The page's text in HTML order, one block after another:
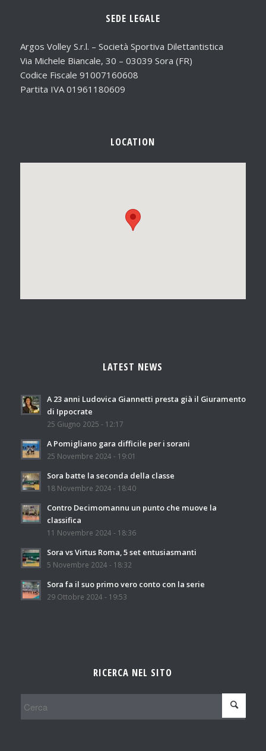
SEDE LEGALE
Argos Volley S.r.l. – Società Sportiva Dilettantistica
Via Michele Biancale, 30 – 03039 Sora (FR)
Codice Fiscale 91007160608
Partita IVA 01961180609
LOCATION
LATEST NEWS
A 23 anni Ludovica Giannetti presta già il Giuramento
di Ippocrate
25 Giugno 2025 - 12:17
A Pomigliano gara difficile per i sorani
25 Novembre 2024 - 19:01
Sora batte la seconda della classe
18 Novembre 2024 - 18:40
Contro Decimomannu un punto che muove la
classifica
11 Novembre 2024 - 18:36
Sora vs Virtus Roma, 5 set entusiasmanti
5 Novembre 2024 - 18:32
Sora fa il suo primo vero conto con la serie
29 Ottobre 2024 - 19:53
RICERCA NEL SITO